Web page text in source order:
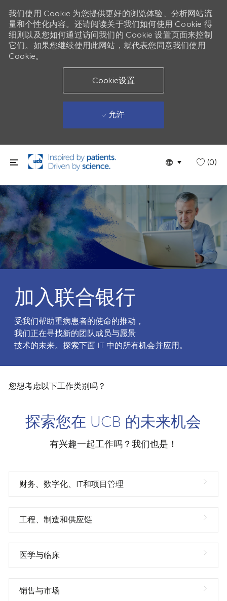
跳到主要内容
Language
Chinese (0)
我们使用 Cookie 为您提供更好的浏览体验、分析网站流
量和个性化内容。还请阅读关于我们如何使用 Cookie 得
细则以及您如何通过访问我们的 Cookie 设置页面来控制
它们。如果您继续使用此网站，就代表您同意我们使用
Cookie。
Cookie设置
允许
加入联合银行
受我们帮助重病患者的使命的推动，
我们正在寻找新的团队成员与愿景
技术的未来。探索下面 IT 中的所有机会并应用。
您想考虑以下工作类别吗？
探索您在 UCB 的未来机会
有兴趣一起工作吗？我们也是！
财务、数字化、IT和项目管理
工程、制造和供应链
医学与临床
销售与市场